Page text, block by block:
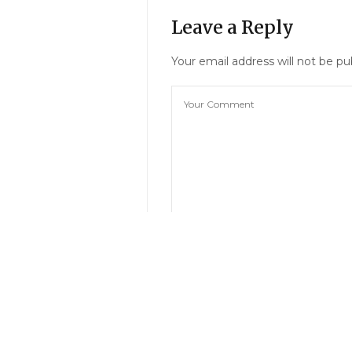
Leave a Reply
Your email address will not be